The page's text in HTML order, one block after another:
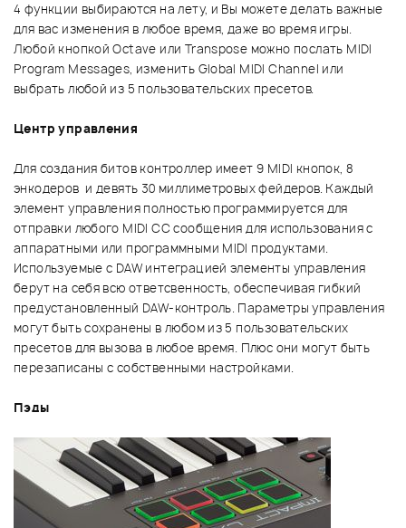
4 функции выбираются на лету, и Вы можете делать важные
для вас изменения в любое время, даже во время игры.
Любой кнопкой Octave или Transpose можно послать MIDI
Program Messages, изменить Global MIDI Channel или
выбрать любой из 5 пользовательских пресетов.
Центр управления
Для создания битов контроллер имеет 9 MIDI кнопок, 8
энкодеров и девять 30 миллиметровых фейдеров. Каждый
элемент управления полностью программируется для
отправки любого MIDI CC сообщения для использования с
аппаратными или программными MIDI продуктами.
Используемые с DAW интеграцией элементы управления
берут на себя всю ответсвенность, обеспечивая гибкий
предустановленный DAW-контроль. Параметры управления
могут быть сохранены в любом из 5 пользовательских
пресетов для вызова в любое время. Плюс они могут быть
перезаписаны с собственными настройками.
Пэды